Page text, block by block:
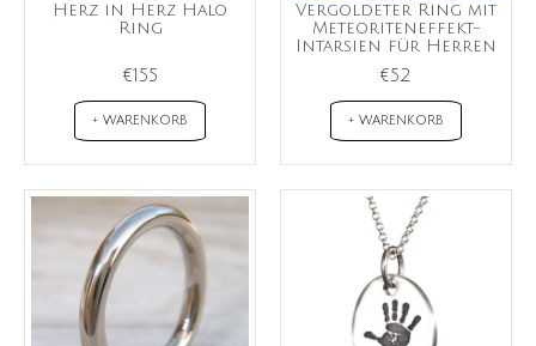
Herz in Herz Halo
Ring
€155
+ WARENKORB
Vergoldeter Ring mit
Meteoriteneffekt-
Intarsien für Herren
€52
+ WARENKORB